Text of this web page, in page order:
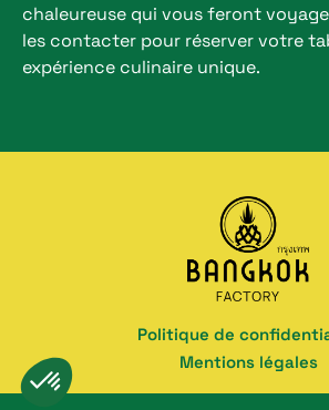
chaleureuse qui vous feront
les contacter pour réserver votre
expérience culinaire unique.
Politique de
Mentions légales